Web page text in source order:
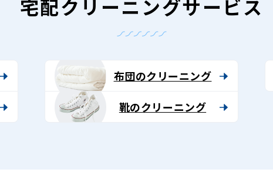
宅配クリーニングサービス
布団のクリーニング
靴のクリーニング